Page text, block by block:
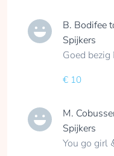
B. Bodifee
Spijkers
Goed
€ 10
M.
Spijkers
You go girl